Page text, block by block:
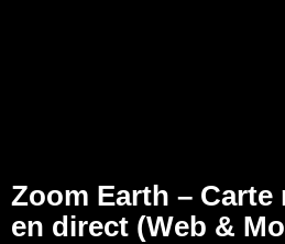
Zoom Earth –
en direct (Web &